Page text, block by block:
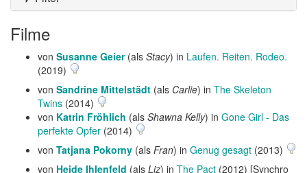
Filme
von Susanne Geier(als Stacy) in Laufen. Reiten. Rodeo.
(2019)
von Sandrine Mittelstädt (als Carlie) in The Skeleton
Twins (2014)
von Katrin Fröhlich (als Shawna Kelly) in Gone Girl - Das
perfekte Opfer (2014)
von Tatjana Pokorny (als Fran) in Genug gesagt (2013)
von Heide Ihlenfeld (als Liz) in The Pact (2012) [Synchro